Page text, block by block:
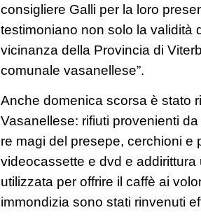
consigliere Galli per la loro
testimoniano non solo la validità
vicinanza della Provincia di
comunale vasanellese”.
Anche domenica scorsa è stato
Vasanellese: rifiuti provenienti
re magi del presepe, cerchioni e
videocassette e dvd e
utilizzata per offrire il caffè ai
immondizia sono stati rinvenuti